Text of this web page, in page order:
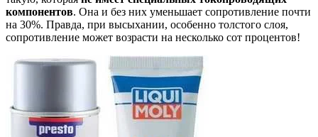
компонентов. Она и без них уменьшает сопротивление почти
на 30%. Правда, при высыхании, особенно толстого слоя,
сопротивление может возрасти на несколько сот процентов!